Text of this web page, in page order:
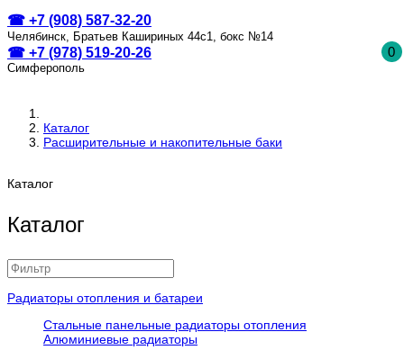
☎ +7 (908) 587-32-20
Челябинск, Братьев Кашириных 44с1, бокс №14
☎ +7 (978) 519-20-26
Симферополь
0
Каталог
Расширительные и накопительные баки
Каталог
Каталог
Радиаторы отопления и батареи
Стальные панельные радиаторы отопления
Алюминиевые радиаторы